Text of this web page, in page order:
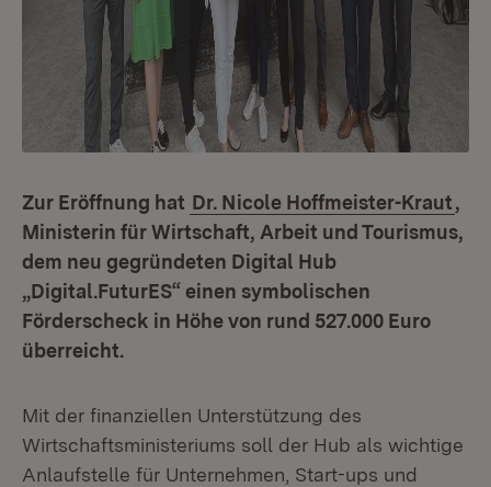
Zur Eröffnung hat Dr. Nicole Hoffmeister-Kraut,
Ministerin für Wirtschaft, Arbeit und Tourismus,
dem neu gegründeten Digital Hub
„Digital.FuturES“ einen symbolischen
Förderscheck in Höhe von rund 527.000 Euro
überreicht.
Mit der finanziellen Unterstützung des
Wirtschaftsministeriums soll der Hub als wichtige
Anlaufstelle für Unternehmen, Start-ups und